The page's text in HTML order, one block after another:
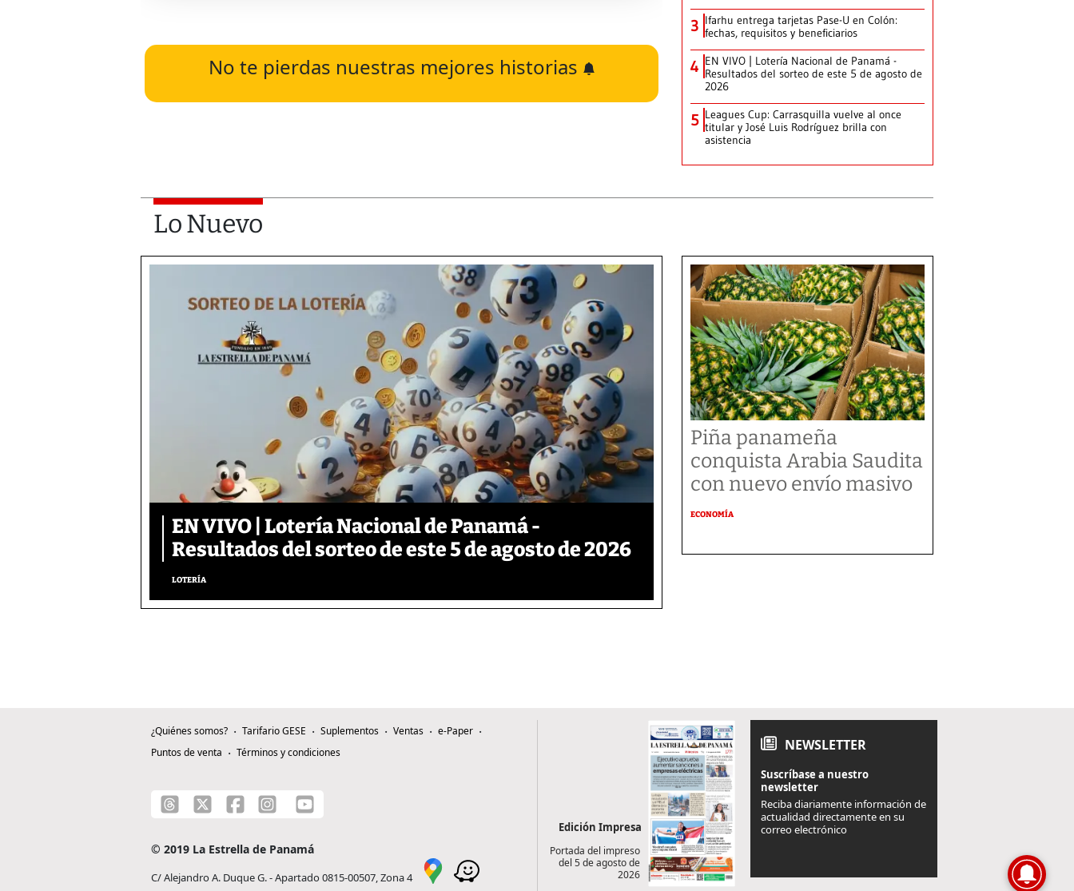
No te pierdas nuestras mejores historias
3 Ifarhu entrega tarjetas Pase-U en Colón:
fechas, requisitos y beneficiarios
4 EN VIVO | Lotería Nacional de Panamá -
Resultados del sorteo de este 5 de agosto de
2026
5 Leagues Cup: Carrasquilla vuelve al once
titular y José Luis Rodríguez brilla con
asistencia
Lo Nuevo
EN VIVO | Lotería Nacional de Panamá -
Resultados del sorteo de este 5 de agosto de 2026
LOTERÍA
Piña panameña
conquista Arabia Saudita
con nuevo envío masivo
ECONOMÍA
¿Quiénes somos? Tarifario GESE Suplementos Ventas
e-Paper
Puntos de venta
Términos y condiciones
© 2019 La Estrella de Panamá
C/ Alejandro A. Duque G. - Apartado 0815-00507, Zona 4
Edición Impresa
Portada del impreso
del 5 de agosto de
2026
NEWSLETTER
Suscríbase a nuestro
newsletter
Reciba diariamente información de
actualidad directamente en su
correo electrónico